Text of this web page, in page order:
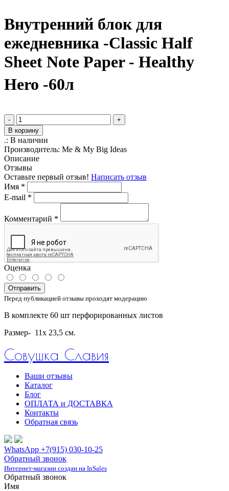
Внутренний блок для
ежедневника -Classic Half
Sheet Note Paper - Healthy
Hero -60л
-
+
В корзину
.: В наличии
Производитель: Me & My Big Ideas
Описание
Отзывы
Оставьте первый отзыв! Написать отзыв
Имя *
E-mail *
Комментарий *
Оценка
Отправить
Перед публикацией отзывы проходят модерацию
В комплекте 60 шт перфорированных листов
Размер- 11х 23,5 см.
Совушка Славия
Ваши отзывы
Каталог
Блог
ОПЛАТА и ДОСТАВКА
Контакты
Обратная связь
WhatsApp +7(915) 030-10-25
Обратный звонок
Интернет-магазин создан на InSales
Обратный звонок
Имя